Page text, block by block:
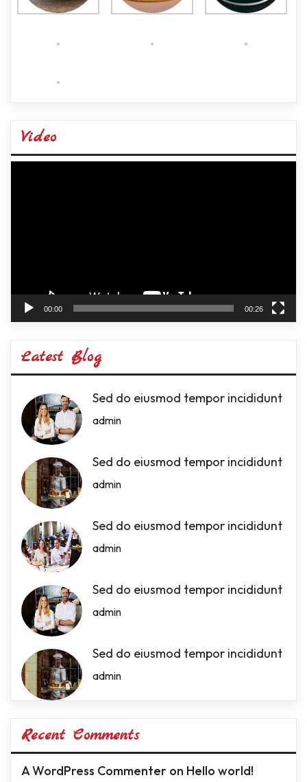
Video
00:00 00:26
Latest Blog
Sed do eiusmod tempor incididunt
admin
Sed do eiusmod tempor incididunt
admin
Sed do eiusmod tempor incididunt
admin
Sed do eiusmod tempor incididunt
admin
Sed do eiusmod tempor incididunt
admin
Recent Comments
A WordPress Commenter on Hello world!